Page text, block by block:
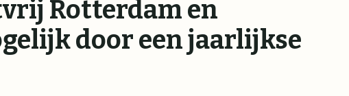
Rotterdam en
door een jaarlijkse